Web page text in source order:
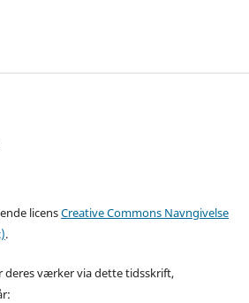
licensCreative Commons Navngivelse
.
deres værker via dette tidsskrift,